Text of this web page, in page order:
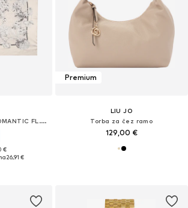
Ruta 'ECS FOULARD ROMANTIC FL. 120X1'
€
26,91 €
Premium
LIU JO
Torba za čez ramo
129,00 €